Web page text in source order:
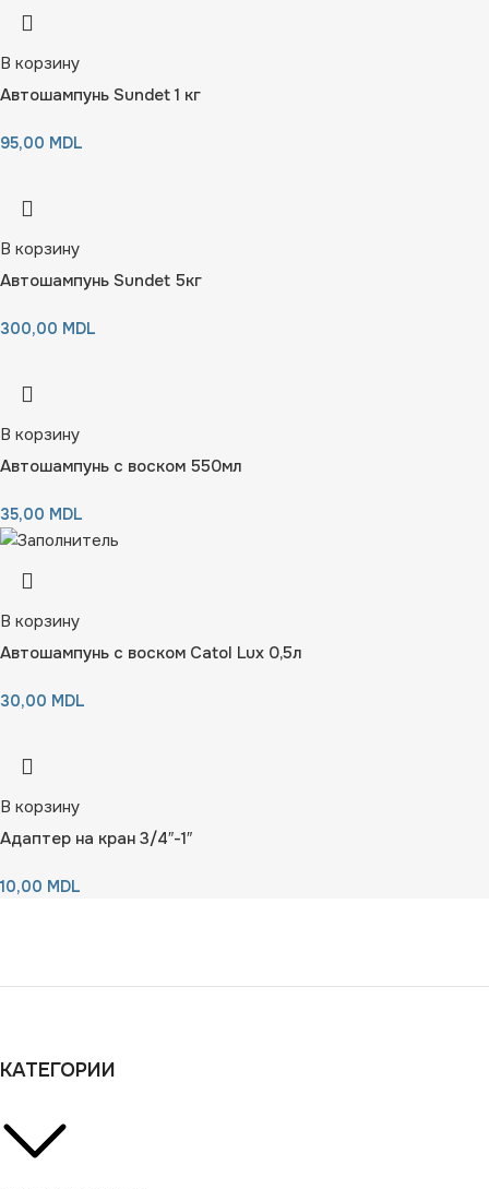
В корзину
Автошампунь Sundet 1 кг
95,00 MDL
В корзину
Автошампунь Sundet 5кг
300,00 MDL
В корзину
Автошампунь с воском 550мл
35,00 MDL
В корзину
Автошампунь с воском Catol Lux 0,5л
30,00 MDL
В корзину
Адаптер на кран 3/4″-1″
10,00 MDL
КАТЕГОРИИ